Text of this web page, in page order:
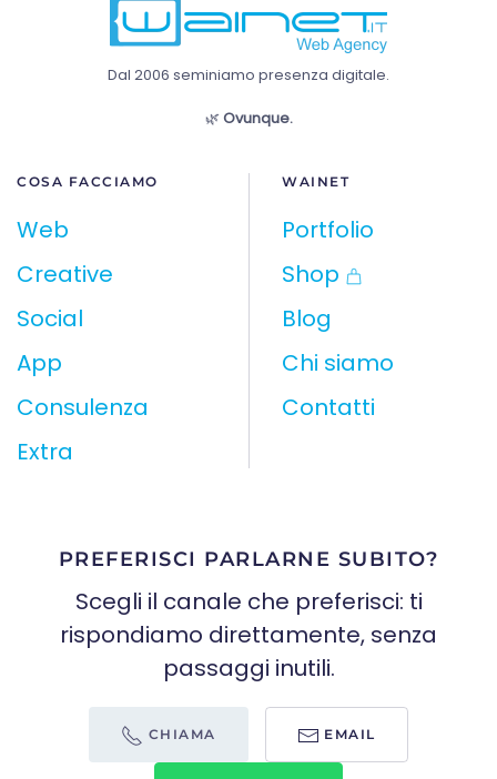
Dal 2006 seminiamo presenza digitale.
🌿 Ovunque.
COSA FACCIAMO
Web
Creative
Social
App
Consulenza
Extra
WAINET
Portfolio
Shop
Blog
Chi siamo
Contatti
PREFERISCI PARLARNE SUBITO?
Scegli il canale che preferisci: ti
rispondiamo direttamente, senza
passaggi inutili.
CHIAMA EMAIL